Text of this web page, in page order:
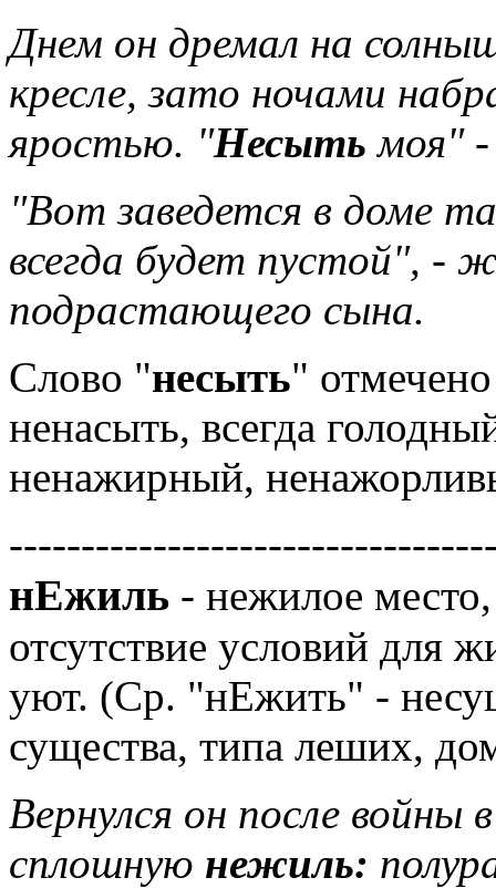
Днем он дремал на
кресле, зато ночами
яростью. "Несыть моя" -
"Вот заведется в доме
всегда будет пустой", -
подрастающего сына.
Слово "несыть"
ненасыть, всегда
ненажирный,
нЕжиль - нежилое
отсутствие условий для
уют. (Ср. "нЕжить" -
существа, типа леших,
Вернулся он после войны
сплошную нежиль: